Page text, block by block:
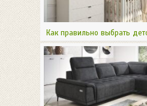
Как правильно выбрать